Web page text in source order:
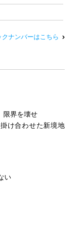
ナンバーはこちら
限界を壊せ
け合わせた新境地
い